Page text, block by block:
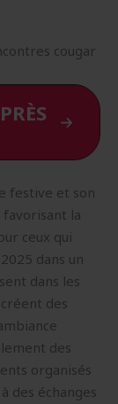
cougar
festive et son
favorisant la
ceux qui
dans un
dans les
des
des
organisés
des échanges